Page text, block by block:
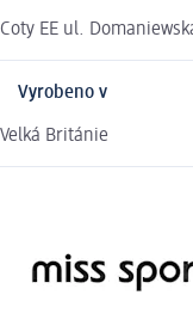
Coty EE ul.
Vyrobeno v
Velká Británie